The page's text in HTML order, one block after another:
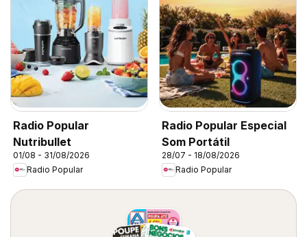
Radio Popular
Nutribullet
01/08 - 31/08/2026
Radio Popular
Radio Popular Especial
Som Portátil
28/07 - 18/08/2026
Radio Popular